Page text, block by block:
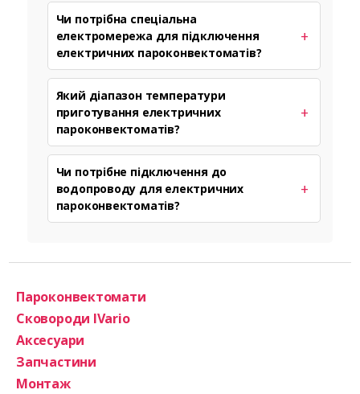
Чи потрібна спеціальна
електромережа для підключення
електричних пароконвектоматів?
Який діапазон температури
приготування електричних
пароконвектоматів?
Чи потрібне підключення до
водопроводу для електричних
пароконвектоматів?
Пароконвектомати
Сковороди IVario
Аксесуари
Запчастини
Монтаж